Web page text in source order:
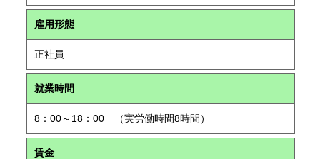
雇用形態
正社員
就業時間
8：00～18：00 （実労働時間8時間）
賃金